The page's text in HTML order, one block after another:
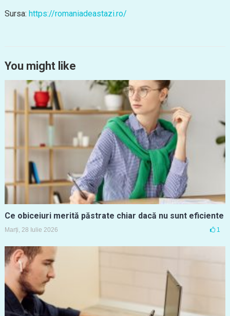
Sursa: https://romaniadeastazi.ro/
You might like
Ce obiceiuri merită păstrate chiar dacă nu sunt eficiente
Marți, 28 Iulie 2026 1